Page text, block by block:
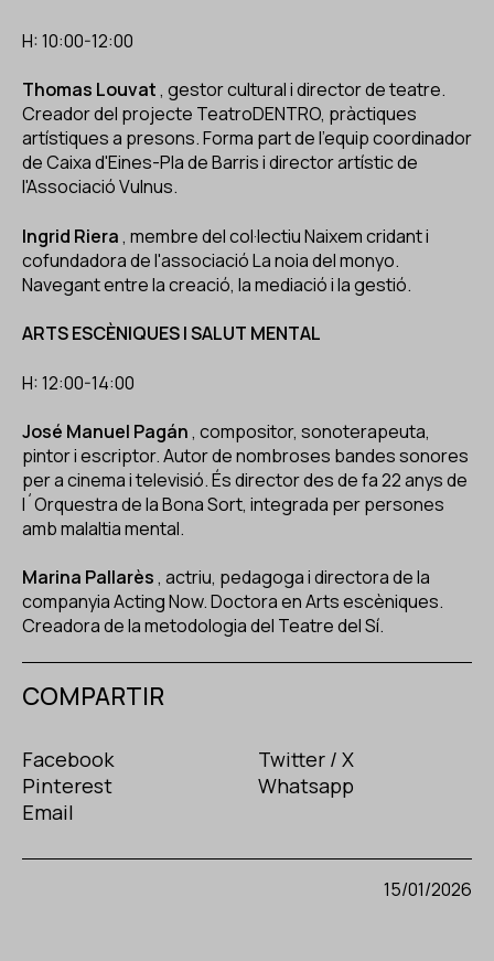
H: 10:00-12:00
Thomas Louvat, gestor cultural i director de teatre.
Creador del projecte TeatroDENTRO, pràctiques
artístiques a presons. Forma part de l'equip coordinador
de Caixa d'Eines-Pla de Barris i director artístic de
l'Associació Vulnus.
Ingrid Riera, membre del col·lectiu Naixem cridant i
cofundadora de l'associació La noia del monyo.
Navegant entre la creació, la mediació i la gestió.
ARTS ESCÈNIQUES I SALUT MENTAL
H: 12:00-14:00
José Manuel Pagán, compositor, sonoterapeuta,
pintor i escriptor. Autor de nombroses bandes sonores
per a cinema i televisió. És director des de fa 22 anys de
l´Orquestra de la Bona Sort, integrada per persones
amb malaltia mental.
Marina Pallarès, actriu, pedagoga i directora de la
companyia Acting Now. Doctora en Arts escèniques.
Creadora de la metodologia del Teatre del Sí.
COMPARTIR
Facebook
Twitter / X
Pinterest
Whatsapp
Email
15/01/2026